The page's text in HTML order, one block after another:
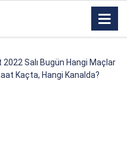
2022 Salı Bugün Hangi Maçlar
Kaçta, Hangi Kanalda?